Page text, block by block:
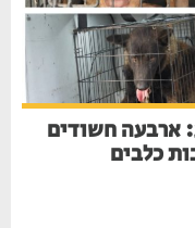
חשודים